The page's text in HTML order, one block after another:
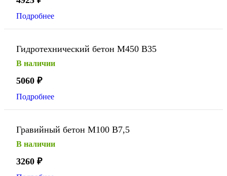
Подробнее
Гидротехнический бетон М450 В35
В наличии
5060 ₽
Подробнее
Гравийный бетон М100 В7,5
В наличии
3260 ₽